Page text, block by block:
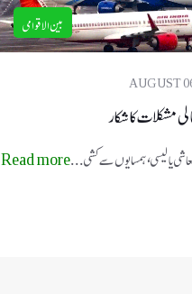
بین الاقوامی
AUGUST
مشکلات کا شکار
پالیسی، ہمسایوں سے کشی ...Read more